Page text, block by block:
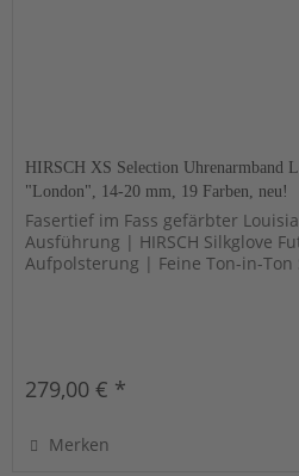
HIRSCH XS Selection Uhrenarmband
"London", 14-20 mm, 19 Farben, neu!
Fasertief im Fass gefärbter
Ausführung | HIRSCH Silkglove
Aufpolsterung | Feine Ton-in-
279,00 € *
Merken